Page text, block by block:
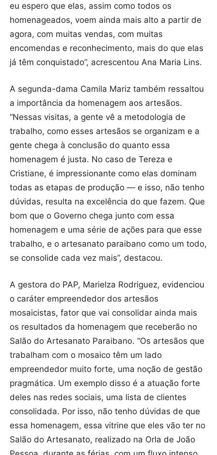
eu espero que elas, assim como todos os
homenageados, voem ainda mais alto a partir de
agora, com muitas vendas, com muitas
encomendas e reconhecimento, mais do que elas
já têm conquistado”, acrescentou Ana Maria Lins.
A segunda-dama Camila Mariz também ressaltou
a importância da homenagem aos artesãos.
“Nessas visitas, a gente vê a metodologia de
trabalho, como esses artesãos se organizam e a
gente chega à conclusão do quanto essa
homenagem é justa. No caso de Tereza e
Cristiane, é impressionante como elas dominam
todas as etapas de produção — e isso, não tenho
dúvidas, resulta na excelência do que fazem. Que
bom que o Governo chega junto com essa
homenagem e uma série de ações para que esse
trabalho, e o artesanato paraibano como um todo,
se consolide cada vez mais”, destacou.
A gestora do PAP, Marielza Rodriguez, evidenciou
o caráter empreendedor dos artesãos
mosaicistas, fator que vai consolidar ainda mais
os resultados da homenagem que receberão no
Salão do Artesanato Paraibano. “Os artesãos que
trabalham com o mosaico têm um lado
empreendedor muito forte, uma noção de gestão
pragmática. Um exemplo disso é a atuação forte
deles nas redes sociais, uma lista de clientes
consolidada. Por isso, não tenho dúvidas de que
essa homenagem, essa vitrine que eles vão ter no
Salão do Artesanato, realizado na Orla de João